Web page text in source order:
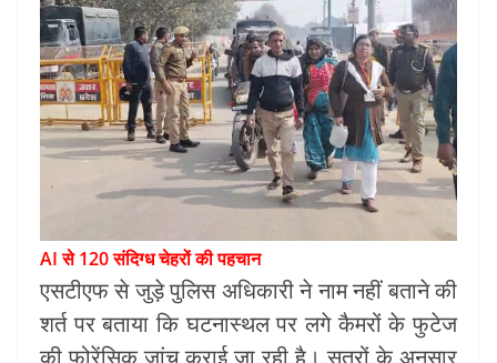
AI से 120 संदिग्ध चेहरों की पहचान
एसटीएफ से जुड़े पुलिस अधिकारी ने नाम नहीं बताने की
शर्त पर बताया कि घटनास्थल पर लगे कैमरों के फुटेज
की फोरेंसिक जांच कराई जा रही है। सूत्रों के अनुसार